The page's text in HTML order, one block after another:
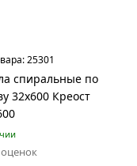
25301
спиральные по
32х600 Креост